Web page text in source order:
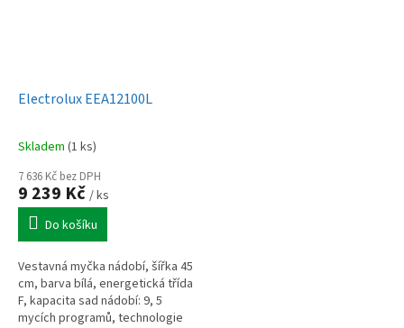
Electrolux EEA12100L
Skladem (1 ks)
7 636 Kč bez DPH
9 239 Kč / ks
Do košíku
Vestavná myčka nádobí, šířka 45
cm, barva bílá, energetická třída
F, kapacita sad nádobí: 9, 5
mycích programů, technologie